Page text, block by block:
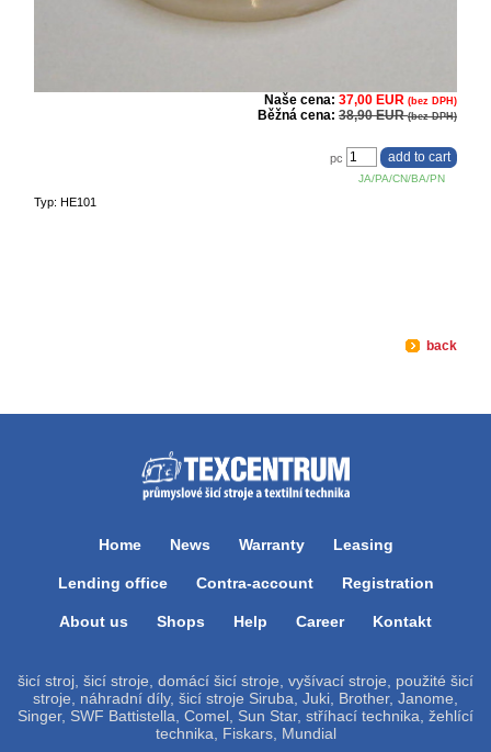
Naše cena: 37,00 EUR (bez DPH)
Běžná cena: 38,90 EUR(bez DPH)
JA/PA/CN/BA/PN
pc
Typ: HE101
back
Home News Warranty Leasing
Lending office Contra-account Registration
About us Shops Help Career Kontakt
šicí stroj, šicí stroje, domácí šicí stroje, vyšívací stroje, použité šicí
stroje, náhradní díly, šicí stroje Siruba, Juki, Brother, Janome,
Singer, SWF Battistella, Comel, Sun Star, stříhací technika, žehlící
technika, Fiskars, Mundial